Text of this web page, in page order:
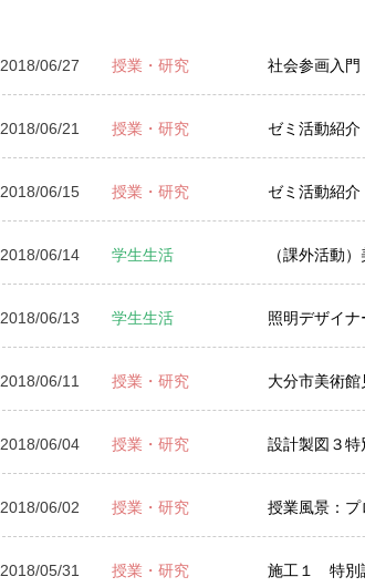
2018/06/27 授業・研究 社会参画入
2018/06/21 授業・研究 ゼミ活動紹
2018/06/15 授業・研究 ゼミ活動紹
2018/06/14 学生生活 （課外活動
2018/06/13 学生生活 照明デザイ
2018/06/11 授業・研究 大分市美術館
2018/06/04 授業・研究 設計製図３特
2018/06/02 授業・研究 授業風景：
2018/05/31 授業・研究 施工１ 特別